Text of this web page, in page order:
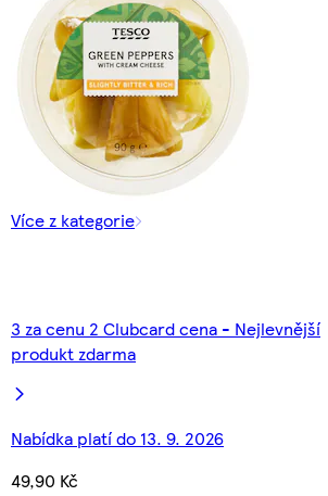
Více z kategorie
3 za cenu 2 Clubcard cena - Nejlevnější
produkt zdarma
Nabídka platí do 13. 9. 2026
49,90 Kč